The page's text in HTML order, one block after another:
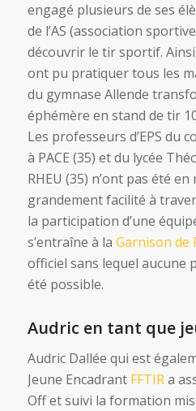
engagé plusieurs de ses
de l’AS (association
découvrir le tir sportif.
ont pu pratiquer tous les
du gymnase Allende
éphémère en stand de tir
Les professeurs d’EPS du
à PACE (35) et du lycée
RHEU (35) n’ont pas été
grandement facilité à
la participation d’une
s’entraîne à la Garnison de
officiel sans lequel aucune
été possible.
Audric en tant que
Audric Dallée qui est
Jeune Encadrant FFTIRa
Off et suivi la formation